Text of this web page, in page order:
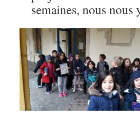
semaines, nous